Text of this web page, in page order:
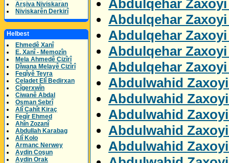
Arşiva Niviskaran
Niviskarên Derkirî
Helbest
Ehmedê Xanî
E. Xanî - Memozîn
Mela Ahmedê Cizîrî
Dîwana Melayê Cizîrî
Feqîyê Teyra
Celadet Elî Bedirxan
Cîgerxwîn
Ciwanê Abdal
Osman Sebrî
Alî Cahît Kiraç
Feqîr Ehmed
Ahîn Zozanî
Abdullah Karabag
Alî Kolo
Armanc Nerwey
Aydin Coşun
Aydin Orak
Abdulqehar
Abdulqehar Zaxoyi
Abdulqehar
Abdulqehar
Abdulqehar
Abdulwahid
Abdulwahid
Abdulwahid
Abdulwahid
Abdulwahid